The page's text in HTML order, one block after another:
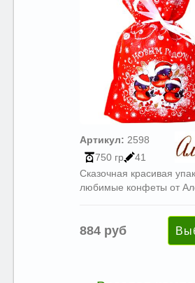
Артикул: 2598
750 гр
41
Сказочная красивая
любимые конфеты от
884 руб